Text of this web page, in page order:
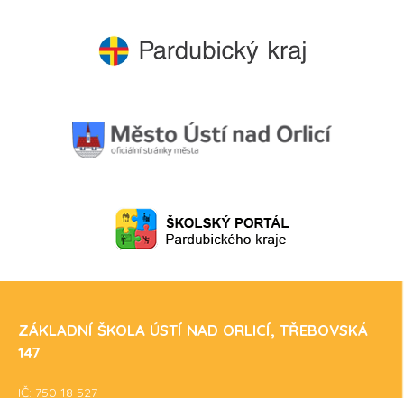
ZÁKLADNÍ ŠKOLA ÚSTÍ NAD ORLICÍ, TŘEBOVSKÁ
147
IČ: 750 18 527